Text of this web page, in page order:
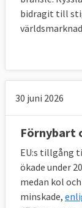
bidragit till
30 juni 2026
Förnybart
EU:s tillgång
ökade under
medan kol
minskade,